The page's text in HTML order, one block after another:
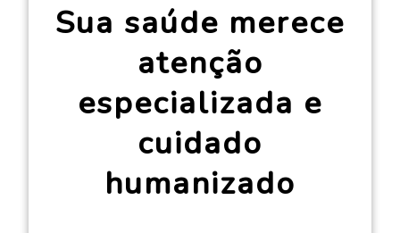
Sua saúde merece
atenção
especializada e
cuidado
humanizado